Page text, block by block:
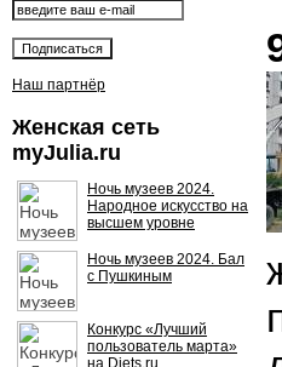
Наш партнёр
Женская сеть
myJulia.ru
Ночь музеев 2024.
Народное искусство на
высшем уровне
Ночь музеев 2024. Бал
с Пушкиным
Конкурс «Лучший
пользователь марта»
на Diets.ru